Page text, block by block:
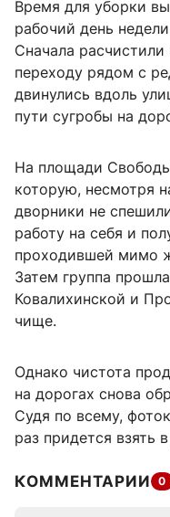
Время для уборки
рабочий день
Сначала
переходу рядом с
двинулись вдоль
пути сугробы на
На площади
которую, несмотря
дворники не
работу на себя и
проходившей мимо
Затем группа
Ковалихинской и
чище.
Однако чистота
на дорогах снова
Судя по всему,
раз придется взять
КОММЕНТАРИИ 0